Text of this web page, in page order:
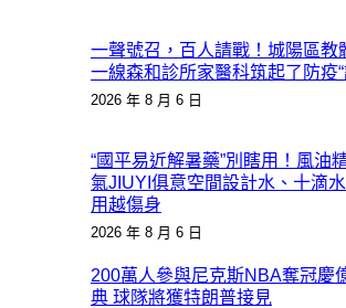
一聲號召，百人請戰！城陽區教
一線森和診所家醫科筑起了防疫“
2026 年 8 月 6 日
“國平易近解暑藥”別瞎用！風油
氣JIUYI俱意空間設計水、十滴
用越傷身
2026 年 8 月 6 日
200萬人參與尼克斯NBA奪冠慶
典 球隊將獲特朗普接見